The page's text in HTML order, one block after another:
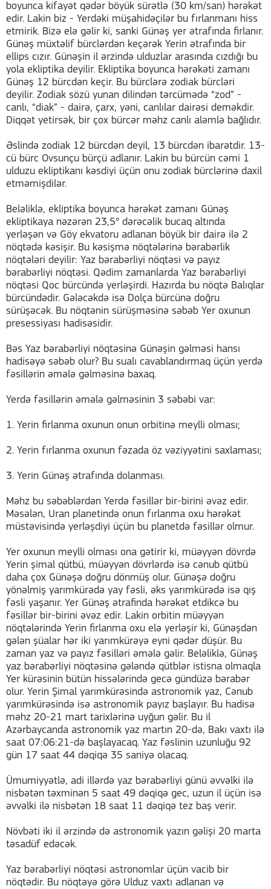
boyunca kifayət qədər böyük sürətlə (30 km/san) hərəkət
edir. Lakin biz - Yerdəki müşahidəçilər bu fırlanmanı hiss
etmirik. Bizə elə gəlir ki, sanki Günəş yer ətrafında firlanır.
Günəş müxtəlif bürclərdən keçərək Yerin ətrafında bir
ellips cızır. Günəşin il ərzində ulduzlar arasında cızdığı bu
yola ekliptika deyilir. Ekliptika boyunca hərəkəti zamanı
Günəş 12 bürcdən keçir. Bu bürclərə zodiak bürcləri
deyilir. Zodiak sözü yunan dilindən tərcümədə “zod” -
canlı, “diak” - dairə, çarx, yəni, canlılar dairəsi deməkdir.
Diqqət yetirsək, bir çox bürcər məhz canlı aləmlə bağlıdır.
Əslində zodiak 12 bürcdən deyil, 13 bürcdən ibarətdir. 13-
cü bürc Ovsunçu bürçü adlanır. Lakin bu bürcün cəmi 1
ulduzu ekliptikanı kəsdiyi üçün onu zodiak bürclərinə daxil
etməmişdilər.
Beləliklə, ekliptika boyunca hərəkət zamanı Günəş
ekliptikaya nəzərən 23,5° dərəcəlik bucaq altında
yerləşən və Göy ekvatoru adlanan böyük bir dairə ilə 2
nöqtədə kəsişir. Bu kəsişmə nöqtələrinə bərabərlik
nöqtələri deyilir: Yaz bərabərliyi nöqtəsi və payız
bərabərliyi nöqtəsi. Qədim zamanlarda Yaz bərabərliyi
nöqtəsi Qoc bürcündə yerləşirdi. Hazırda bu nöqtə Balıqlar
bürcündədir. Gələcəkdə isə Dolça bürcünə doğru
sürüşəcək. Bu nöqtənin sürüşməsinə səbəb Yer oxunun
presessiyası hadisəsidir.
Bəs Yaz bərabərliyi nöqtəsinə Günəşin gəlməsi hansı
hadisəyə səbəb olur? Bu sualı cavablandırmaq üçün yerdə
fəsillərin əmələ gəlməsinə baxaq.
Yerdə fəsillərin əmələ gəlməsinin 3 səbəbi var:
1. Yerin firlanma oxunun onun orbitinə meylli olması;
2. Yerin fırlanma oxunun fəzada öz vəziyyətini saxlaması;
3. Yerin Günəş ətrafında dolanması.
Məhz bu səbəblərdən Yerdə fəsillər bir-birini əvəz edir.
Məsələn, Uran planetində onun fırlanma oxu hərəkət
müstəvisində yerləşdiyi üçün bu planetdə fəsillər olmur.
Yer oxunun meylli olması ona gətirir ki, müəyyən dövrdə
Yerin şimal qütbü, müəyyən dövrlərdə isə cənub qütbü
daha çox Günəşə doğru dönmüş olur. Günəşə doğru
yönəlmiş yarımkürədə yay fəsli, əks yarımkürədə isə qış
fəsli yaşanır. Yer Günəş ətrafinda hərəkət etdikcə bu
fəsillər bir-birini əvəz edir. Lakin orbitin müəyyən
nöqtələrində Yerin firlanma oxu elə yerləşir ki, Günəşdən
gələn şüalar hər iki yarımkürəyə eyni qədər düşür. Bu
zaman yaz və payız fəsilləri əmələ gəlir. Beləliklə, Günəş
yaz bərabərliyi nöqtəsinə gələndə qütblər istisna olmaqla
Yer kürəsinin bütün hissələrində gecə gündüzə bərabər
olur. Yerin Şimal yarımkürəsində astronomik yaz, Cənub
yarımkürəsində isə astronomik payız başlayır. Bu hadisə
məhz 20-21 mart tarixlərinə uyğun gəlir. Bu il
Azərbaycanda astronomik yaz martın 20-də, Bakı vaxtı ilə
saat 07:06:21-də başlayacaq. Yaz fəslinin uzunluğu 92
gün 17 saat 44 dəqiqə 35 saniyə olacaq.
Ümumiyyətlə, adi illərdə yaz bərabərliyi günü əvvəlki ilə
nisbətən təxminən 5 saat 49 dəqiqə gec, uzun il üçün isə
əvvəlki ilə nisbətən 18 saat 11 dəqiqə tez baş verir.
Növbəti iki il ərzində də astronomik yazın gəlişi 20 marta
təsadüf edəcək.
Yaz bərabərliyi nöqtəsi astronomlar üçün vacib bir
nöqtədir. Bu nöqtəyə görə Ulduz vaxtı adlanan və